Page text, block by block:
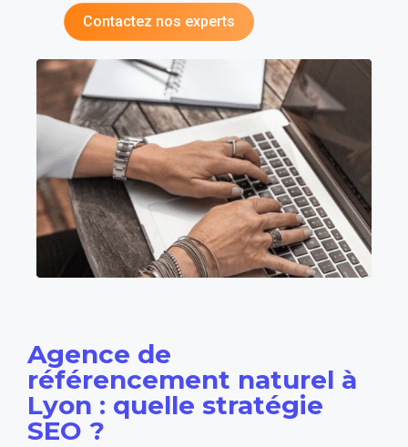
Contactez nos experts
Agence de
référencement naturel à
Lyon : quelle stratégie
SEO ?